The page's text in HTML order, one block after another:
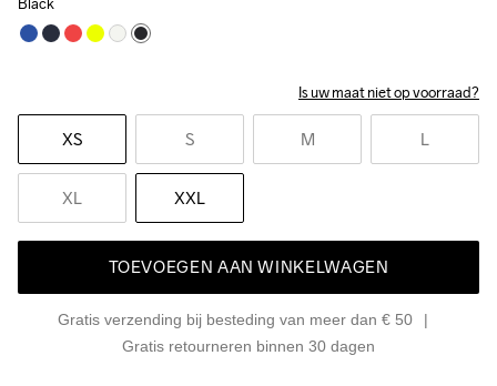
Black
Is uw maat niet op voorraad?
XS S M L
XL XXL
TOEVOEGEN AAN WINKELWAGEN
Gratis verzending bij besteding van meer dan € 50
Gratis retourneren binnen 30 dagen